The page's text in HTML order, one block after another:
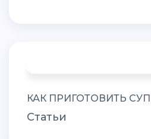
КАК ПРИГОТОВИТЬ
Статьи